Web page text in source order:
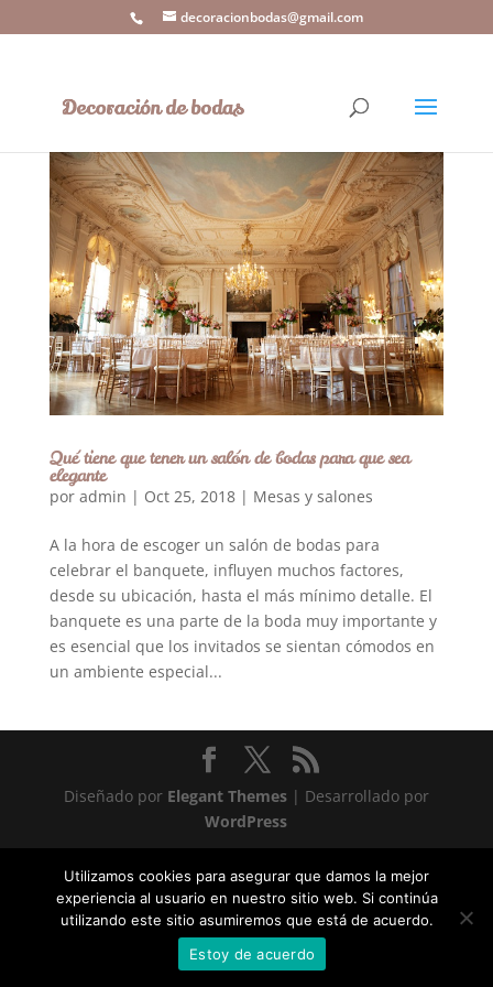
decoracionbodas@gmail.com
Qué tiene que tener un salón de bodas para que sea
elegante
por admin | Oct 25, 2018| Mesas y salones
A la hora de escoger un salón de bodas para
celebrar el banquete, influyen muchos factores,
desde su ubicación, hasta el más mínimo detalle. El
banquete es una parte de la boda muy importante y
es esencial que los invitados se sientan cómodos en
un ambiente especial...
Diseñado por Elegant Themes| Desarrollado por
WordPress
Utilizamos cookies para asegurar que damos la mejor
experiencia al usuario en nuestro sitio web. Si continúa
utilizando este sitio asumiremos que está de acuerdo.
Estoy de acuerdo